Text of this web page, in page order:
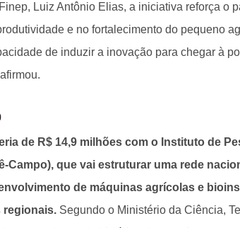
Luiz Antônio Elias, a iniciativa reforça o
e no fortalecimento do pequeno
de induzir a inovação para chegar à
de R$ 14,9 milhões com o Instituto de
Campo), que vai estruturar uma rede
de máquinas agrícolas e
regionais. Segundo o Ministério da Ciência,